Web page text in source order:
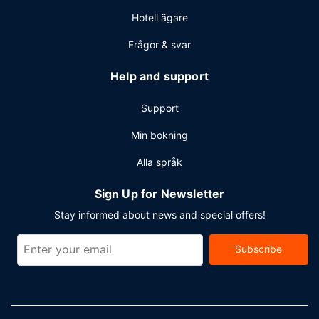
Hotell ägare
Frågor & svar
Help and support
Support
Min bokning
Alla språk
Sign Up for Newsletter
Stay informed about news and special offers!
Subscribe